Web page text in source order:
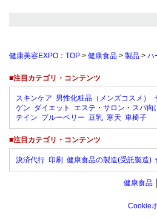
健康美容EXPO：TOP > 健康食品 > 製品 > ハ
■注目カテゴリ・コンテンツ
スキンケア 男性化粧品（メンズコスメ）
ゲン ダイエット エステ・サロン・スパ向
テイン ブルーベリー 豆乳 寒天 車椅子
■注目カテゴリ・コンテンツ
決済代行 印刷 健康食品の製造(受託製造)
健康食品
Cookie